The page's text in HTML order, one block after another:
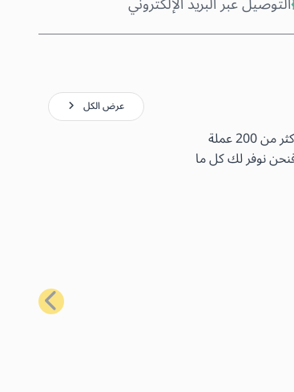
باستخدام بطاقات الهدايا الأكثر شيوعًا لدينا، يمكنك شراء مجموعة واسعة من السلع اليومية باستخدام البيتكوين، والإيثيريوم، واللايتكوين، وسولانا، وأكثر من 200 عملة
نوفر لك كل ما
عرض الكل
التالي